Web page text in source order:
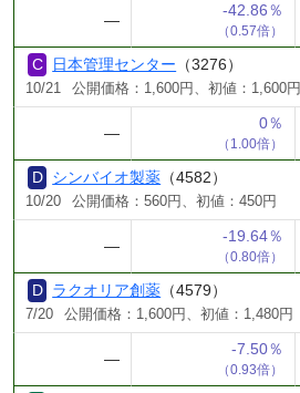
―
-42.86％
（0.57倍）
日本管理センター （3276）
10/21 公開価格：1,600円、初値：1,600円
―
0％
（1.00倍）
シンバイオ製薬 （4582）
10/20 公開価格：560円、初値：450円
―
-19.64％
（0.80倍）
ラクオリア創薬 （4579）
7/20 公開価格：1,600円、初値：1,480円
―
-7.50％
（0.93倍）